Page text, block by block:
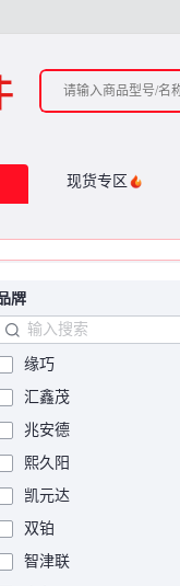
现货专区
牌
缘巧
汇鑫茂
兆安德
熙久阳
凯元达
双铂
智津联